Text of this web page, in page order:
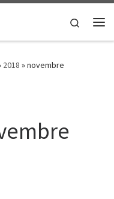
Search
2018 »novembre